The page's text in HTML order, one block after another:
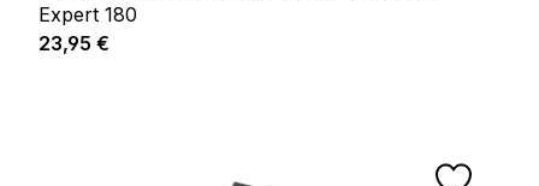
Expert 180
Prix régulier :
23,95 €